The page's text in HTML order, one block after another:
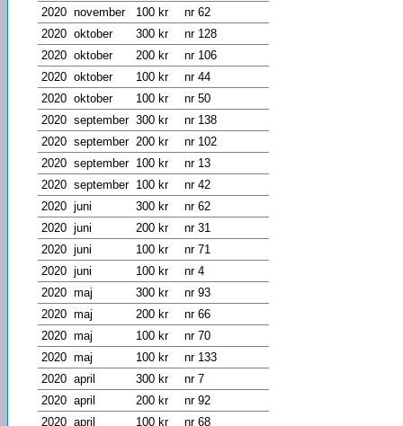
2020 november 100 kr
nr 62
2020 oktober 300 kr
nr 128
2020 oktober 200 kr
nr 106
2020 oktober 100 kr
nr 44
2020 oktober 100 kr
nr 50
2020 september 300 kr
nr 138
2020 september 200 kr
nr 102
2020 september 100 kr
nr 13
2020 september 100 kr
nr 42
2020 juni 300 kr
nr 62
2020 juni 200 kr
nr 31
2020 juni 100 kr
nr 71
2020 juni 100 kr
nr 4
2020 maj 300 kr
nr 93
2020 maj 200 kr
nr 66
2020 maj 100 kr
nr 70
2020 maj 100 kr
nr 133
2020 april 300 kr
nr 7
2020 april 200 kr
nr 92
2020 april 100 kr
nr 68